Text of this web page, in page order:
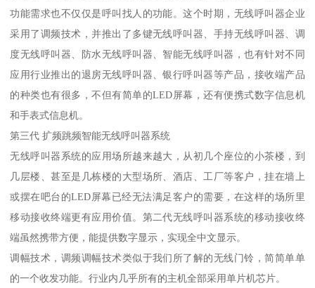
功能需求也不仅仅是呼叫找人的功能。这个时期，无线呼叫器企业
采用了调频技术，并推出了多键无线呼叫器、手持无线呼叫器、调
度无线呼叫器、防水无线呼叫器、智能无线呼叫器，也有针对不同
应用行业推出的退房无线呼叫器、银行呼叫器等产品，接收端产品
的种类也有很多，不但有简单的LED屏幕，还有便携式数字信息机
和手表式信息机。
第三代 扩频跳频智能无线呼叫器系统
无线呼叫器系统的应用场所越来越大，从初几个座位的小茶楼，到
几层楼、甚至是几栋楼的大型场所、酒店、工厂等客户，挂在墙上
或摆在吧台的LED屏幕已经无法满足客户的需要，在这样的场所里
移动接收终端更有应用价值。第二代无线呼叫器系统的移动接收终
端虽然携带方便，能提供数字显示，实现全中文显示。
调幅技术，调频调幅技术类似于我们所了解的无线门铃，简简单单
的一个收发功能。行业内几乎所有的主机全部采用单片机芯片。